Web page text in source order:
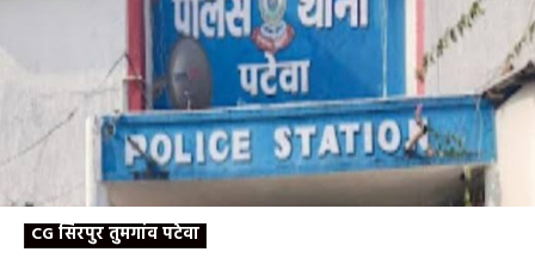
CG सिरपुर तुमगांव पटेवा